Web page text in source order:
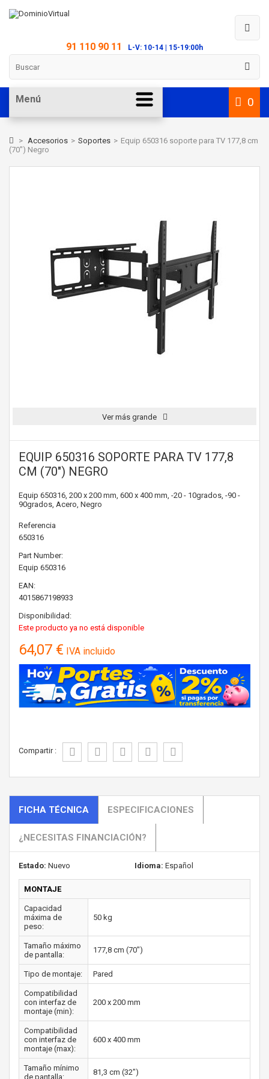
91 110 90 11 L-V: 10-14 | 15-19:00h
0
Menú
> Accesorios > Soportes > Equip 650316 soporte para TV 177,8 cm
(70") Negro
Ver más grande
EQUIP 650316 SOPORTE PARA TV 177,8
CM (70") NEGRO
Equip 650316, 200 x 200 mm, 600 x 400 mm, -20 - 10grados, -90 -
90grados, Acero, Negro
Referencia
650316
Part Number:
Equip 650316
EAN:
4015867198933
Disponibilidad:
Este producto ya no está disponible
64,07 € IVA incluido
Compartir :
FICHA TÉCNICA ESPECIFICACIONES
¿NECESITAS FINANCIACIÓN?
Estado: Nuevo Idioma: Español
MONTAJE
Capacidad
máxima de
peso:
50 kg
Tamaño máximo
de pantalla:
177,8 cm (70")
Tipo de montaje: Pared
Compatibilidad
con interfaz de
montaje (min):
200 x 200 mm
Compatibilidad
con interfaz de
montaje (max):
600 x 400 mm
Tamaño mínimo
de pantalla:
81,3 cm (32")